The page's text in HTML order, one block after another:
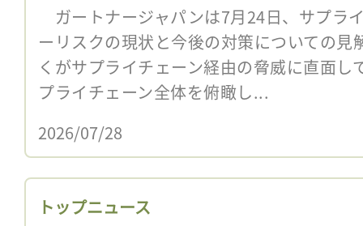
ガートナージャパンは7月24日、サプラ
ーリスクの現状と今後の対策についての
くがサプライチェーン経由の脅威に直面し
プライチェーン全体を俯瞰し...
2026/07/28
トップニュース